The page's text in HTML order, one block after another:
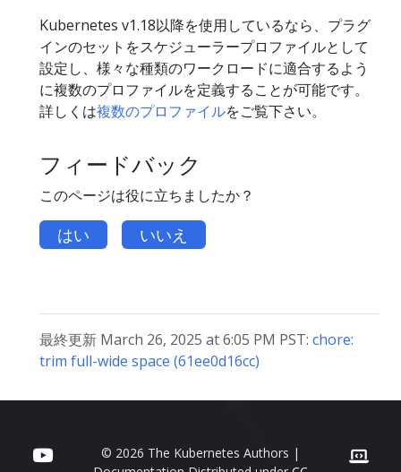
Kubernetes v1.18以降を使用しているなら、プラグ
インのセットをスケジューラープロファイルとして
設定し、様々な種類のワークロードに適合するよう
に複数のプロファイルを定義することが可能です。
詳しくは複数のプロファイルをご覧下さい。
フィードバック
このページは役に立ちましたか？
はい いいえ
最終更新 March 26, 2025 at 6:05 PM PST: chore:
trim full-wide space (61ee0d16cc)
© 2026 The Kubernetes Authors |